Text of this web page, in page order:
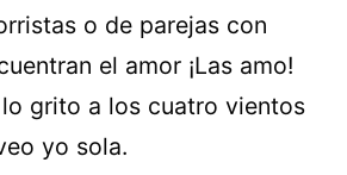
o de parejas con
el amor ¡Las amo!
grito a los cuatro vientos
yo sola.